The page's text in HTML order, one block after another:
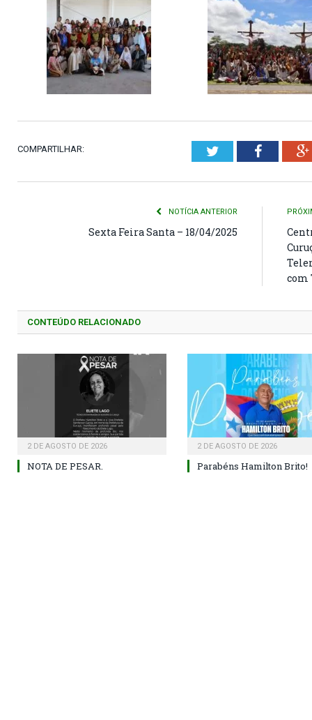
COMPARTILHAR: Twitter
NOTÍCIA ANTERIOR
Sexta Feira Santa – 18/04/2025
com
CONTEÚDO RELACIONADO
2 DE AGOSTO DE 2026
NOTA DE PESAR.
2 DE AGOSTO DE 2026
Parabéns Hamilton Brito!